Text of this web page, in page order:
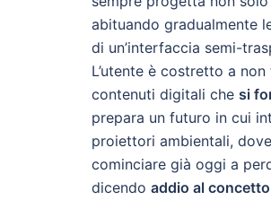
abituando gradualmente
di un’interfaccia semi-
L’utente è costretto a
contenuti digitali che si
prepara un futuro in cui
proiettori ambientali,
cominciare già oggi a
dicendo addio al